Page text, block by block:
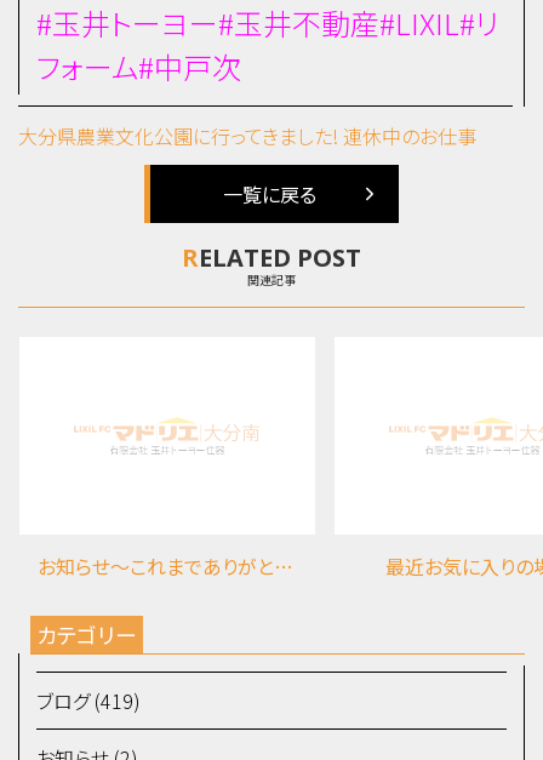
#玉井トーヨー#玉井不動産#LIXIL#リ
フォーム#中戸次
大分県農業文化公園に行ってきました! 連休中のお仕事
一覧に戻る
RELATED POST
関連記事
お知らせ～これまでありがとうございました 最近お気に入りの
カテゴリー
ブログ (419)